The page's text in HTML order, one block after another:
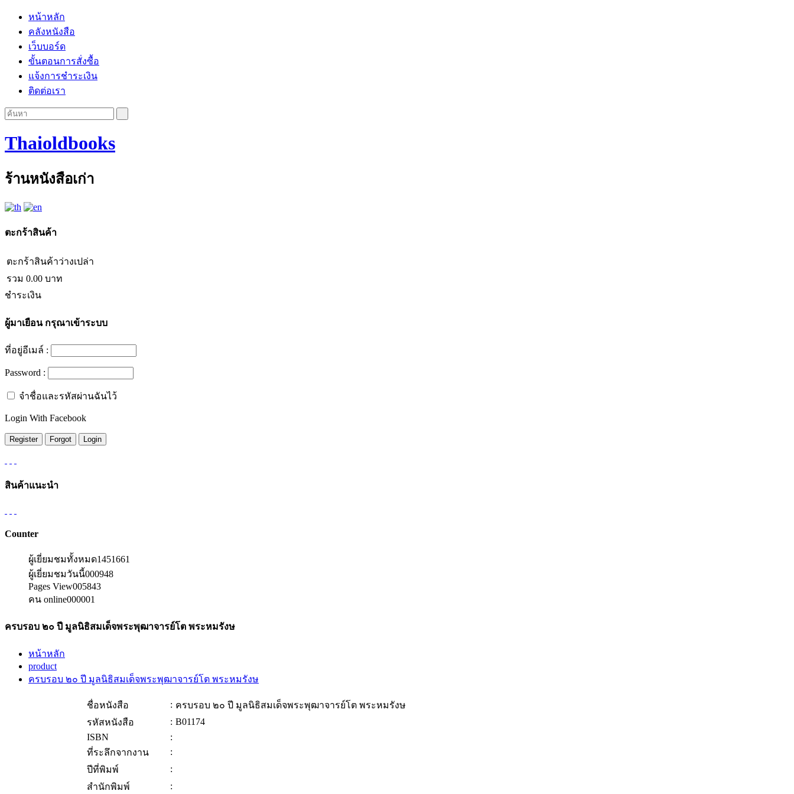
หน้าหลัก
คลังหนังสือ
เว็บบอร์ด
ขั้นตอนการสั่งซื้อ
แจ้งการชำระเงิน
ติดต่อเรา
Thaioldbooks
ร้านหนังสือเก่า
ตะกร้าสินค้า
ตะกร้าสินค้าว่างเปล่า
รวม 0.00 บาท
ชำระเงิน
ผู้มาเยือนกรุณาเข้าระบบ
ที่อยู่อีเมล์ :
Password :
จำชื่อและรหัสผ่านฉันไว้
Login With Facebook
สินค้าแนะนำ
Counter
ผู้เยี่ยมชมทั้งหมด1451661
ผู้เยี่ยมชมวันนี้000948
Pages View005843
คน online000001
ครบรอบ ๒๐ ปี มูลนิธิสมเด็จพระพุฒาจารย์โต พระหมรังษ
หน้าหลัก
product
ครบรอบ ๒๐ ปี มูลนิธิสมเด็จพระพุฒาจารย์โต พระหมรังษ
ชื่อหนังสือ : ครบรอบ ๒๐ ปี มูลนิธิสมเด็จพระพุฒาจารย์โต พระหมรังษ
รหัสหนังสือ
: B01174
ISBN
:
ที่ระลึกจากงาน
:
ปีที่พิมพ์
:
สำนักพิมพ์
: